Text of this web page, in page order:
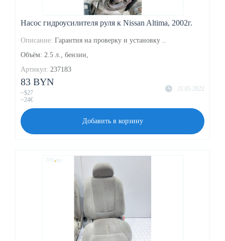
Насос гидроусилителя руля к Nissan Altima, 2002г.
Описание: Гарантия на проверку и установку ..
Объём: 2.5 л., бензин,
Артикул: 237183
21.05.2022
83 BYN
~$27
~24€
Добавить в корзину